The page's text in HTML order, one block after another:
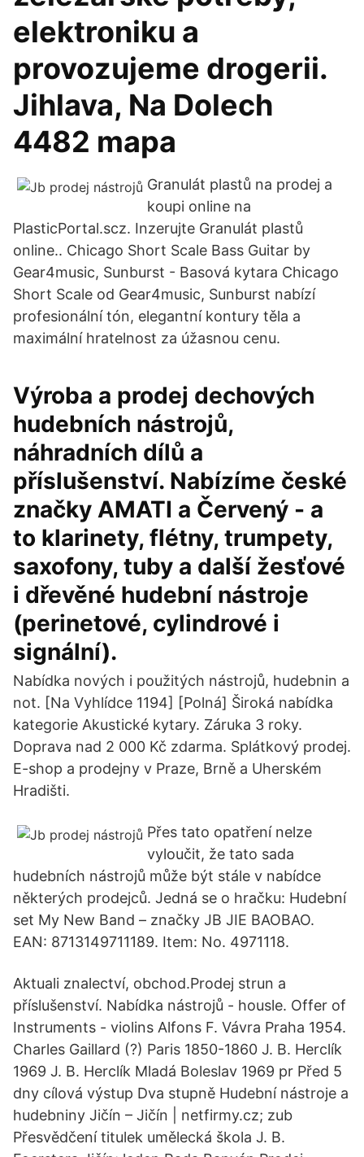
elektroniku a
provozujeme drogerii.
Jihlava, Na Dolech
4482 mapa
Granulát plastů na prodej a
koupi online na
PlasticPortal.scz. Inzerujte Granulát plastů
online.. Chicago Short Scale Bass Guitar by
Gear4music, Sunburst - Basová kytara Chicago
Short Scale od Gear4music, Sunburst nabízí
profesionální tón, elegantní kontury těla a
maximální hratelnost za úžasnou cenu.
Výroba a prodej dechových
hudebních nástrojů,
náhradních dílů a
příslušenství. Nabízíme české
značky AMATI a Červený - a
to klarinety, flétny, trumpety,
saxofony, tuby a další žesťové
i dřevěné hudební nástroje
(perinetové, cylindrové i
signální).
Nabídka nových i použitých nástrojů, hudebnin a
not. [Na Vyhlídce 1194] [Polná] Široká nabídka
kategorie Akustické kytary. Záruka 3 roky.
Doprava nad 2 000 Kč zdarma. Splátkový prodej.
E-shop a prodejny v Praze, Brně a Uherském
Hradišti.
Přes tato opatření nelze
vyloučit, že tato sada
hudebních nástrojů může být stále v nabídce
některých prodejců. Jedná se o hračku: Hudební
set My New Band – značky JB JIE BAOBAO.
EAN: 8713149711189. Item: No. 4971118.
Aktuali znalectví, obchod.Prodej strun a
příslušenství. Nabídka nástrojů - housle. Offer of
Instruments - violins Alfons F. Vávra Praha 1954.
Charles Gaillard (?) Paris 1850-1860 J. B. Herclík
1969 J. B. Herclík Mladá Boleslav 1969 pr Před 5
dny cílová výstup Dva stupně Hudební nástroje a
hudebniny Jičín – Jičín | netfirmy.cz; zub
Přesvědčení titulek umělecká škola J. B.